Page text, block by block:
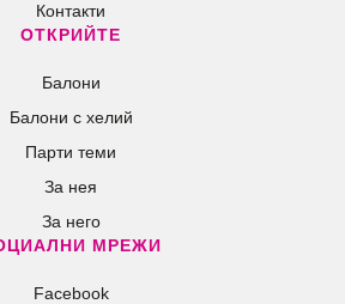
Контакти
ОТКРИЙТЕ
Балони
Балони c хелий
Парти теми
За нея
За него
МРЕЖИ
Facebook